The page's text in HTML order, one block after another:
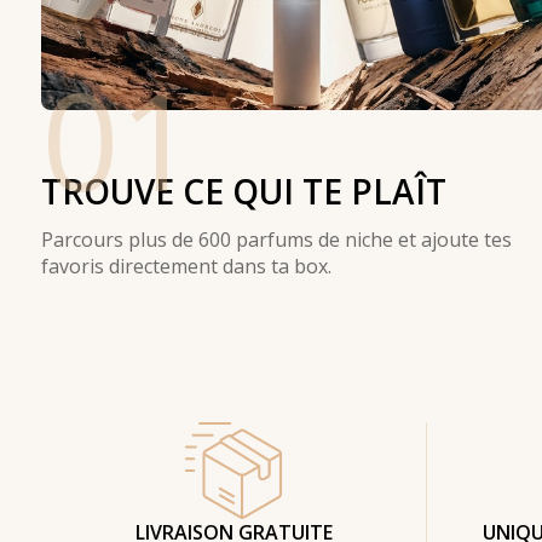
01
TROUVE CE QUI TE PLAÎT
Parcours plus de 600 parfums de niche et ajoute tes
favoris directement dans ta box.
LIVRAISON GRATUITE